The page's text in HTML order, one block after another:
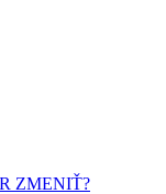
ZMENIŤ?